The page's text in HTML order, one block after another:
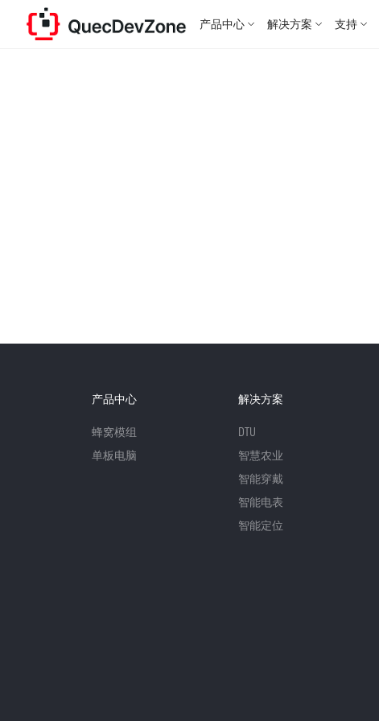
产品中心 解决方案 支持
产品中心
蜂窝模组
单板电脑
解决方案
DTU
智慧农业
智能穿戴
智能电表
智能定位